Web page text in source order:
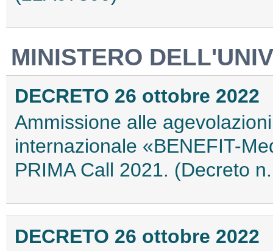
MINISTERO
DECRETO 26 ottobre 2022
Ammissione alle
internazionale «BENEFIT-
PRIMA Call 2021. (Decreto
DECRETO 26 ottobre 2022